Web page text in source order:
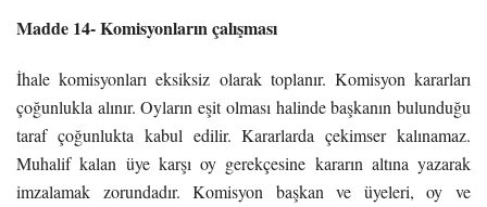
Madde 14- Komisyonların çalışması
İhale komisyonları eksiksiz olarak toplanır. Komisyon kararları
çoğunlukla alınır. Oyların eşit olması halinde başkanın bulunduğu
taraf çoğunlukta kabul edilir. Kararlarda çekimser kalınamaz.
Muhalif kalan üye karşı oy gerekçesine kararın altına yazarak
imzalamak zorundadır. Komisyon başkan ve üyeleri, oy ve